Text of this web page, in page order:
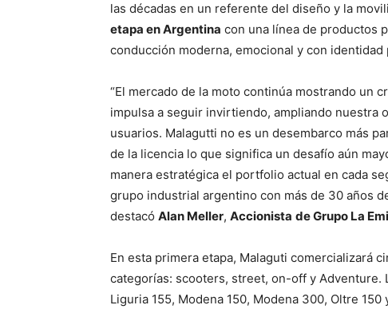
las décadas en un referente del diseño y la
etapa en Argentina con una línea de productos
conducción moderna, emocional y con identidad
“El mercado de la moto continúa mostrando un
impulsa a seguir invirtiendo, ampliando nuestra
usuarios. Malagutti no es un desembarco más
de la licencia lo que significa un desafío aún
manera estratégica el portfolio actual en cada
grupo industrial argentino con más de 30 años
destacó Alan Meller, Accionista de Grupo La
En esta primera etapa, Malaguti comercializará
categorías: scooters, street, on-off y Adventure.
Liguria 155, Modena 150, Modena 300, Oltre 150